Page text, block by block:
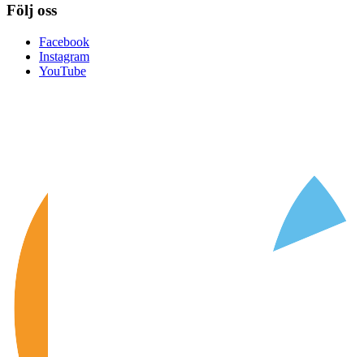
Följ oss
Facebook
Instagram
YouTube